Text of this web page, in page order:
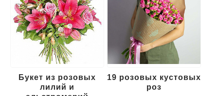
19 розовых кустовых
роз
Букет из красных
цветов "Свидание"